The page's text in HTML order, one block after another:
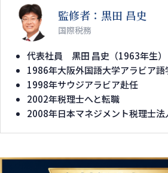
監修者：黒田 昌史
国際税務
代表社員 黒田 昌史（1963年生）
1986年大阪外国語大学アラビア語
1998年サウジアラビア赴任
2002年税理士へと転職
2008年日本マネジメント税理士法